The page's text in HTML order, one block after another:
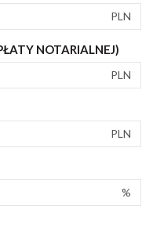
PLN
NOTARIALNEJ)
PLN
PLN
%